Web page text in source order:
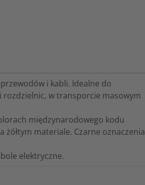
i kabli. Idealne do
w transporcie masowym
międzynarodowego kodu
materiale. Czarne oznaczenia
elektryczne.